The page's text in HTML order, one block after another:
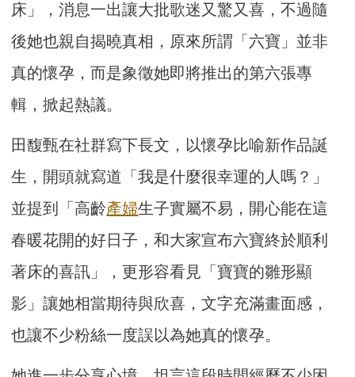
床」，消息一出讓大批歌迷又驚又喜，不過隨
後她也親自揭曉真相，原來所謂「六寶」並非
真的懷孕，而是象徵她即將推出的第六張專
輯，掀起熱議。
田馥甄在社群寫下長文，以懷孕比喻新作品誕
生，開頭就寫道「我是什麼很幸運的人嗎？」
並提到「高齡產婦生子實屬不易，開心能在這
春暖花開的好日子，和大家宣布六寶終於順利
著床的喜訊」，更形容看見「寶寶的雛形顯
影」讓她相當期待與欣喜，文字充滿畫面感，
也讓不少粉絲一度誤以為她真的懷孕。